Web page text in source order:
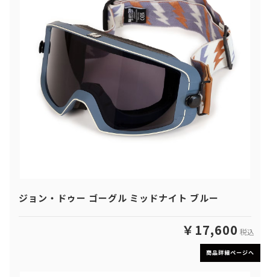
ジョン・ドゥー ゴーグル ミッドナイト ブルー
￥17,600 税込
商品詳細ページへ